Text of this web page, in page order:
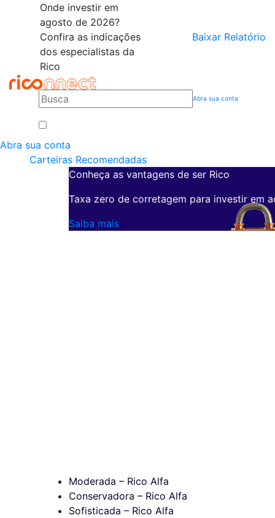
Onde investir em
agosto de 2026?
Confira as indicações
dos especialistas da
Rico
Baixar Relatório
Abra sua conta
Abra sua conta
Carteiras Recomendadas
Conheça as vantagens de ser Rico
Taxa zero de corretagem para investir em
Saiba mais
Moderada – Rico Alfa
Conservadora – Rico Alfa
Sofisticada – Rico Alfa